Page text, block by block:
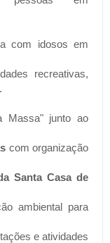
com idosos em
recreativas,
Massa" junto ao
com organização
Santa Casa de
ambiental para
e atividades